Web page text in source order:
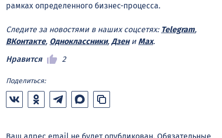
рамках определенного бизнес-процесса.
Следите за новостями в наших соцсетях: Telegram,
ВКонтакте, Одноклассники, Дзени Max.
Нравится
2
Поделиться: